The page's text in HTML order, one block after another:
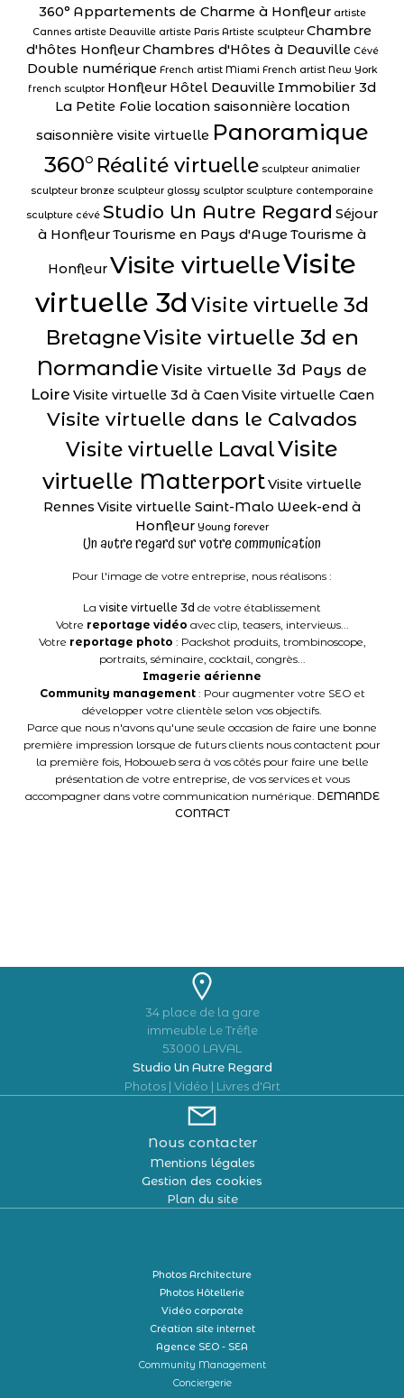
360° Appartements de Charme à Honfleur artiste
Cannes artiste Deauville artiste Paris Artiste sculpteur Chambre
d'hôtes HonfleurChambres d'Hôtes à Deauville Cévé
Double numérique French artist Miami French artist New York
french sculptor Honfleur Hôtel Deauville Immobilier 3d
La Petite Folie location saisonnière location
saisonnière visite virtuelle Panoramique
360° Réalité virtuelle sculpteur animalier
sculpteur bronze sculpteur glossy sculptor sculpture contemporaine
sculpture cévé Studio Un Autre Regard Séjour
à HonfleurTourisme en Pays d'AugeTourisme à
HonfleurVisite virtuelleVisite
virtuelle 3d Visite virtuelle 3d
BretagneVisite virtuelle 3d en
Normandie Visite virtuelle 3d Pays de
Loire Visite virtuelle 3d à CaenVisite virtuelle Caen
Visite virtuelle dans le Calvados
Visite virtuelle LavalVisite
virtuelle MatterportVisite virtuelle
Rennes Visite virtuelle Saint-Malo Week-end à
Honfleur Young forever
Un autre regard sur votre communication
Pour l'image de votre entreprise, nous réalisons :
La visite virtuelle 3d de votre établissement
Votre reportage vidéo avec clip, teasers, interviews...
Votre reportage photo : Packshot produits, trombinoscope,
portraits, séminaire, cocktail, congrès...
Imagerie aérienne
Community management: Pour augmenter votre SEO et
développer votre clientèle selon vos objectifs.
Parce que nous n'avons qu'une seule occasion de faire une bonne
première impression lorsque de futurs clients nous contactent pour
la première fois, Hoboweb sera à vos côtés pour faire une belle
présentation de votre entreprise, de vos services et vous
accompagner dans votre communication numérique. DEMANDE
CONTACT
34 place de la gare
immeuble Le Trêfle
53000 LAVAL
Studio Un Autre Regard
Photos | Vidéo | Livres d'Art
Nous contacter
Mentions légales
Gestion des cookies
Plan du site
Photos Architecture
Photos Hôtellerie
Vidéo corporate
Création site internet
Agence SEO - SEA
Community Management
Conciergerie